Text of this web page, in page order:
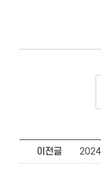
이전글 2024